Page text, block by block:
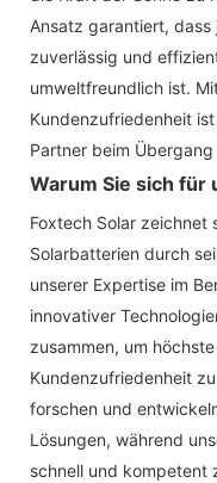
Ansatz garantiert,
zuverlässig und
umweltfreundlich ist.
Kundenzufriedenheit
Partner beim
Warum Sie sich für
Foxtech Solar zeichnet
Solarbatterien durch
unserer Expertise im
innovativer
zusammen, um
Kundenzufriedenheit
forschen und
Lösungen, während
schnell und kompetent